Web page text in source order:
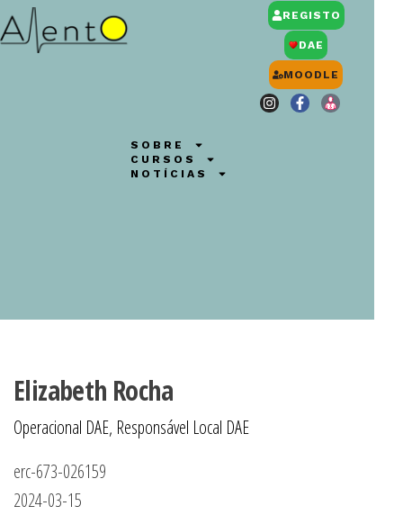
SOBRE
CURSOS
NOTÍCIAS
REGISTO
DAE
MOODLE
Elizabeth Rocha
Operacional DAE, Responsável Local DAE
erc-673-026159
2024-03-15